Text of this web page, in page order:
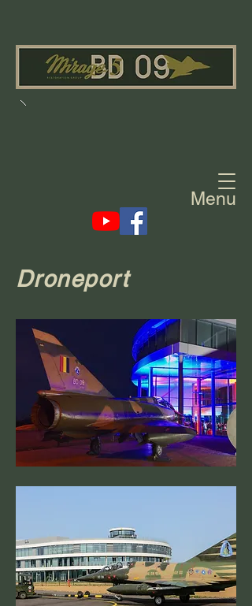
Menu
Droneport